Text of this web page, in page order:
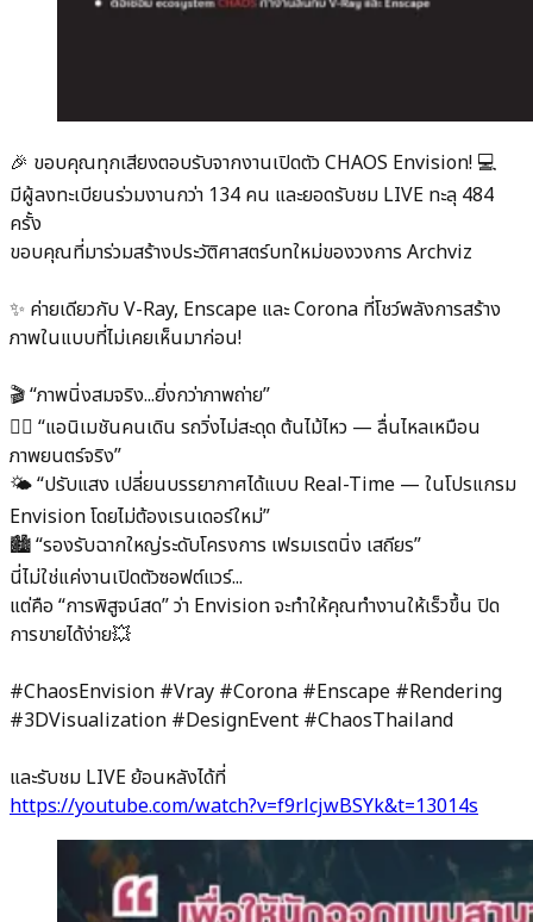
🎉 ขอบคุณทุกเสียงตอบรับจากงานเปิดตัว CHAOS Envision! 💻
มีผู้ลงทะเบียนร่วมงานกว่า 134 คน และยอดรับชม LIVE ทะลุ 484
ครั้ง
ขอบคุณที่มาร่วมสร้างประวัติศาสตร์บทใหม่ของวงการ Archviz
✨ ค่ายเดียวกับ V-Ray, Enscape และ Corona ที่โชว์พลังการสร้าง
ภาพในแบบที่ไม่เคยเห็นมาก่อน!
🎬 “ภาพนิ่งสมจริง...ยิ่งกว่าภาพถ่าย”
🚶‍♂️ “แอนิเมชันคนเดิน รถวิ่งไม่สะดุด ต้นไม้ไหว — ลื่นไหลเหมือน
ภาพยนตร์จริง”
🌤 “ปรับแสง เปลี่ยนบรรยากาศได้แบบ Real-Time — ในโปรแกรม
Envision โดยไม่ต้องเรนเดอร์ใหม่”
🏙 “รองรับฉากใหญ่ระดับโครงการ เฟรมเรตนิ่ง เสถียร”
นี่ไม่ใช่แค่งานเปิดตัวซอฟต์แวร์...
แต่คือ “การพิสูจน์สด” ว่า Envision จะทำให้คุณทำงานให้เร็วขึ้น ปิด
การขายได้ง่าย💥
#ChaosEnvision #Vray #Corona #Enscape #Rendering
#3DVisualization #DesignEvent #ChaosThailand
และรับชม LIVE ย้อนหลังได้ที่
https://youtube.com/watch?v=f9rlcjwBSYk&t=13014s